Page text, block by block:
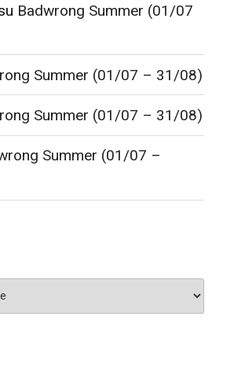
Badwrong Summer (01/07
Summer (01/07 – 31/08)
Summer (01/07 – 31/08)
Summer (01/07 –